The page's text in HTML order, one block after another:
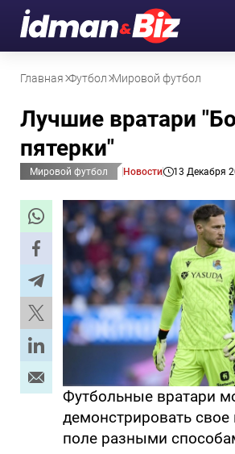
Главная Футбол Мировой футбол
Лучшие вратари
пятерки"
Мировой футбол Новости 13 Декабря
Футбольные вратари
демонстрировать свое
поле разными